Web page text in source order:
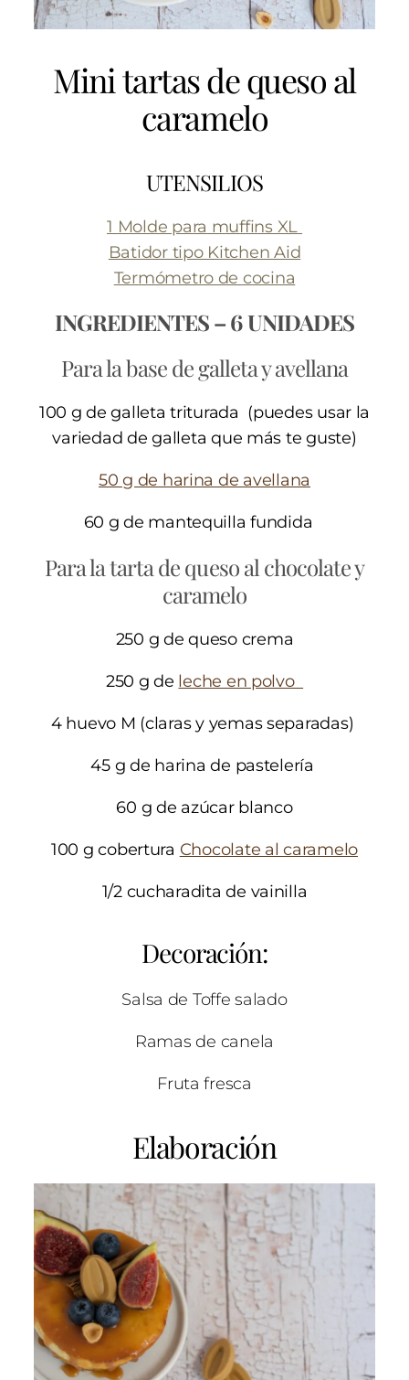
Mini tartas de queso al
caramelo
UTENSILIOS
1 Molde para muffins XL
Batidor tipo Kitchen Aid
Termómetro de cocina
INGREDIENTES – 6 UNIDADES
Para la base de galleta y avellana
100 g de galleta triturada (puedes usar la
variedad de galleta que más te guste)
50 g de harina de avellana
60 g de mantequilla fundida
Para la tarta de queso al chocolate y
caramelo
250 g de queso crema
250 g de leche en polvo
4 huevo M (claras y yemas separadas)
45 g de harina de pastelería
60 g de azúcar blanco
100 g cobertura Chocolate al caramelo
1/2 cucharadita de vainilla
Decoración:
Salsa de Toffe salado
Ramas de canela
Fruta fresca
Elaboración